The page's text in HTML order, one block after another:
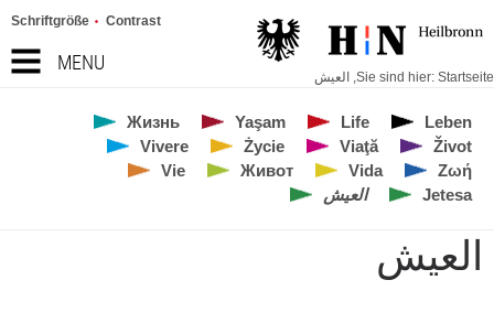
MENU
Schriftgröße Contrast
Sie sind hier: Startseite
, العيش
Leben
Life
Yaşam
Жизнь
Život
Viaţă
Życie
Vivere
Ζωή
Vida
Живот
Vie
Jetesa
العيش
العيش